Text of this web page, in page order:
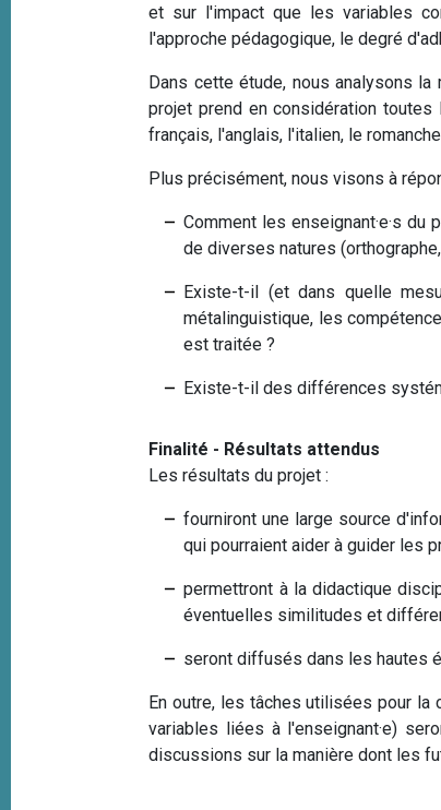
et sur l'impact que les variables
l'approche pédagogique, le degré
Dans cette étude, nous analysons la
projet prend en considération toutes
français, l'anglais, l'italien, le
Plus précisément, nous visons à
Comment les enseignant·e·s
de diverses natures
Existe-t-il (et dans quelle
métalinguistique, les
est traitée ?
Existe-t-il des différences
Finalité - Résultats attendus
Les résultats du projet :
fourniront une large source
qui pourraient aider à guider les
permettront à la didactique
éventuelles similitudes et
seront diffusés dans les hautes
En outre, les tâches utilisées pour
variables liées à l'enseignant·e)
discussions sur la manière dont les